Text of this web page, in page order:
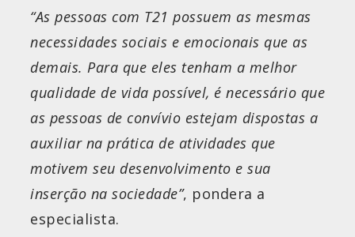
“As pessoas com T21 possuem as mesmas
necessidades sociais e emocionais que as
demais. Para que eles tenham a melhor
qualidade de vida possível, é necessário que
as pessoas de convívio estejam dispostas a
auxiliar na prática de atividades que
motivem seu desenvolvimento e sua
inserção na sociedade”, pondera a
especialista.